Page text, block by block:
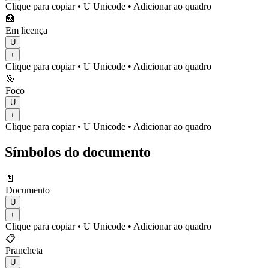
Clique para copiar• U Unicode • Adicionar ao quadro
🏥
Em licença
U
+
Clique para copiar• U Unicode • Adicionar ao quadro
🎯
Foco
U
+
Clique para copiar• U Unicode • Adicionar ao quadro
Símbolos do documento
📄
Documento
U
+
Clique para copiar• U Unicode • Adicionar ao quadro
📋
Prancheta
U